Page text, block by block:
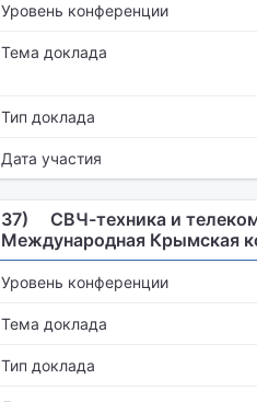
Уровень конференции
Тема доклада
Тип доклада
Дата участия
37)
СВЧ-техника и
Международная Крымская
Уровень конференции
Тема доклада
Тип доклада